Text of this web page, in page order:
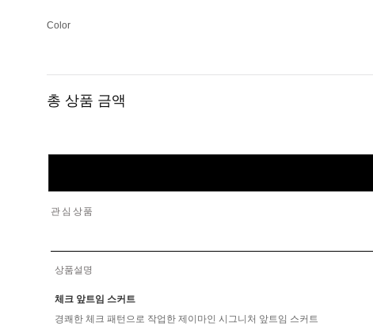
Color
총 상품 금액
관심상품
상품설명
체크 앞트임 스커트
경쾌한 체크 패턴으로 작업한 제이마인 시그니처 앞트임 스커트